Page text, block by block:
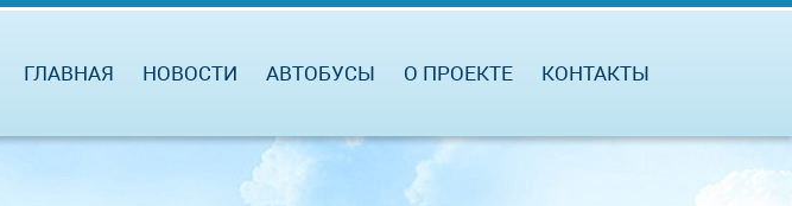
ГЛАВНАЯ НОВОСТИ АВТОБУСЫ О ПРОЕКТЕ КОНТАКТЫ